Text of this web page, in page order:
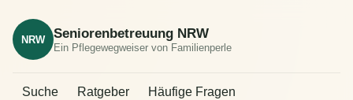
NRW Seniorenbetreuung NRW
Ein Pflegewegweiser von Familienperle
Suche Ratgeber
Häufige Fragen